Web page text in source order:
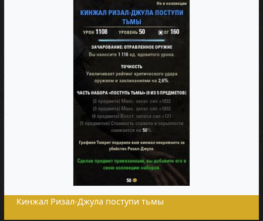
Кинжал Ризал-Джула поступи тьмы